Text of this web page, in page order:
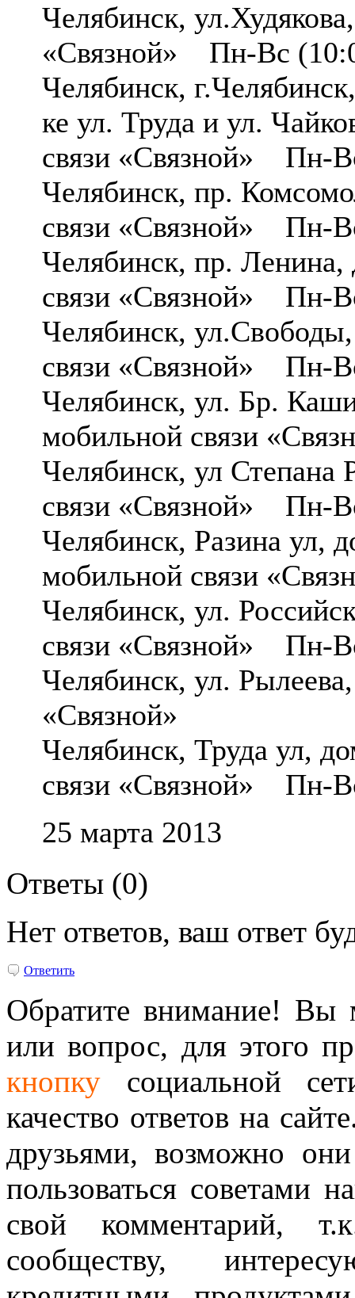
Челябинск,
«Связной» Пн-Вс
Челябинск,
ке ул. Труда и ул.
связи «Связной» Пн-
Челябинск, пр.
связи «Связной» Пн-
Челябинск, пр.
связи «Связной» Пн-
Челябинск,
связи «Связной» Пн-
Челябинск, ул. Бр.
мобильной связи
Челябинск, ул
связи «Связной» Пн-
Челябинск, Разина
мобильной связи
Челябинск, ул.
связи «Связной» Пн-
Челябинск, ул.
«Связной»
Челябинск, Труда ул,
связи «Связной» Пн-
25 марта 2013
Ответы (0)
Нет ответов, ваш ответ
Ответить
Обратите внимание! Вы
или вопрос, для этого
кнопку социальной
качество ответов на
друзьями, возможно
пользоваться советами
свой комментарий,
сообществу,